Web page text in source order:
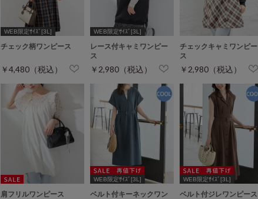
WEB限定ｻｲｽﾞ[3L]
チェック柄ワンピース
￥4,480（税込）
WEB限定ｻｲｽﾞ[3L]
レース付キャミワンピー
ス
￥2,980（税込）
チェックキャミワンピー
ス
￥2,980（税込）
肩フリルワンピース
WEB限定ｻｲｽﾞ[3L]
ベルト付キーネックワン
WEB限定ｻｲｽﾞ[3L]
ベルト付ジレワンピース